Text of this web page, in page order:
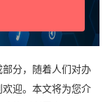
分，随着人们对办
迎。本文将为您介